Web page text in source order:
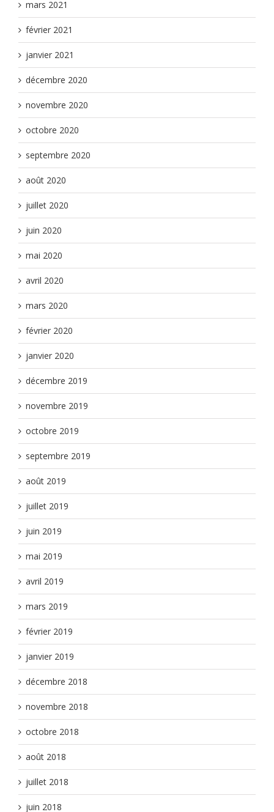
mars 2021
février 2021
janvier 2021
décembre 2020
novembre 2020
octobre 2020
septembre 2020
août 2020
juillet 2020
juin 2020
mai 2020
avril 2020
mars 2020
février 2020
janvier 2020
décembre 2019
novembre 2019
octobre 2019
septembre 2019
août 2019
juillet 2019
juin 2019
mai 2019
avril 2019
mars 2019
février 2019
janvier 2019
décembre 2018
novembre 2018
octobre 2018
août 2018
juillet 2018
juin 2018